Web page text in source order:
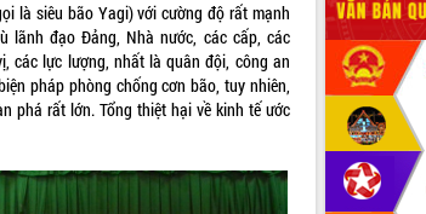
là siêu bão Yagi) với cường độ rất mạnh
lãnh đạo Đảng, Nhà nước, các cấp, các
các lực lượng, nhất là quân đội, công an
pháp phòng chống cơn bão, tuy nhiên,
phá rất lớn. Tổng thiệt hại về kinh tế ước